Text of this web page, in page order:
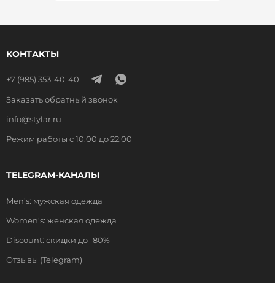
КОНТАКТЫ
+7 (985) 353-40-40
Заказать обратный звонок
info@stylar.ru
Режим работы с 10:00 до 22:00
TELEGRAM-КАНАЛЫ
Men's: мужская одежда
Women's: женская одежда
Discount: скидки до -80%
Отзывы (Telegram)